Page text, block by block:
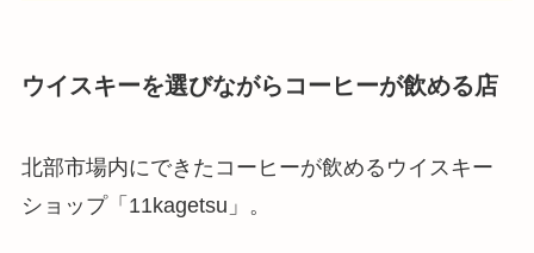
ウイスキーを選びながらコーヒーが飲める店
北部市場内にできたコーヒーが飲めるウイスキー
ショップ「11kagetsu」。